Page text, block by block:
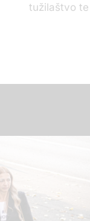
tužilaštvo